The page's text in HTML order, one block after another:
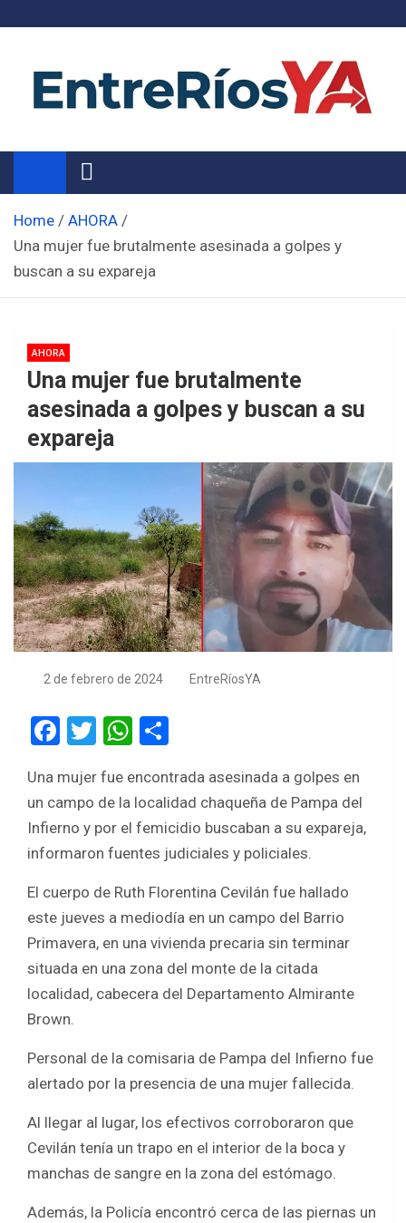
Noticias de Entre Ríos
Información de toda la provincia ahora
Home
AHORA
Una mujer fue brutalmente asesinada a golpes y
buscan a su expareja
AHORA
Una mujer fue brutalmente
asesinada a golpes y buscan a su
expareja
2 de febrero de 2024 EntreRíosYA
F
ce
b
o
k
T
tt
er
W
at
s
A
p
ar
e
Una mujer fue encontrada asesinada a golpes en
un campo de la localidad chaqueña de Pampa del
Infierno y por el femicidio buscaban a su expareja,
informaron fuentes judiciales y policiales.
El cuerpo de Ruth Florentina Cevilán fue hallado
este jueves a mediodía en un campo del Barrio
Primavera, en una vivienda precaria sin terminar
situada en una zona del monte de la citada
localidad, cabecera del Departamento Almirante
Brown.
Personal de la comisaria de Pampa del Infierno fue
alertado por la presencia de una mujer fallecida.
Al llegar al lugar, los efectivos corroboraron que
Cevilán tenía un trapo en el interior de la boca y
manchas de sangre en la zona del estómago.
Además, la Policía encontró cerca de las piernas un